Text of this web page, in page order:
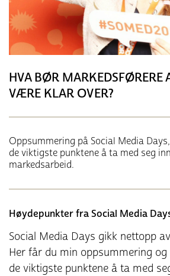
HVA BØR MARKEDSFØRERE
VÆRE KLAR OVER?
Oppsummering på Social Media
de viktigste punktene å ta med seg
markedsarbeid.
Høydepunkter fra Social Media
Social Media Days gikk nettopp
Her får du min oppsummering
de viktigste punktene å ta med